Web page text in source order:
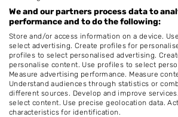
2811TL Reeuwijk
Op 3,59 km afstand
Studio B-Unique
De Akker 127
2743DT Waddinxveen
Op 5,13 km afstand
We and our partners process data to
performance and to do the following:
Store and/or access information on a device.
select advertising. Create profiles for
profiles to select personalised advertising.
personalise content. Use profiles to select
Measure advertising performance. Measure
Understand audiences through statistics or
different sources. Develop and improve
select content. Use precise geolocation data.
characteristics for identification.